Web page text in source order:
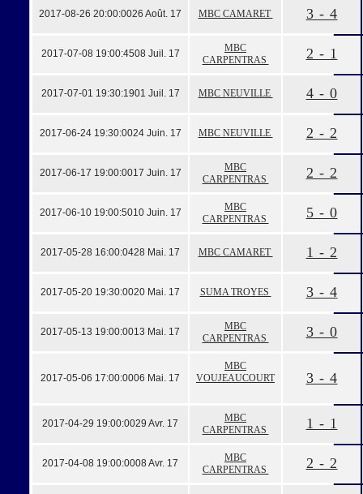
2017-08-26 20:00:0026 Août. 17 MBC CAMARET 3 - 4
2017-07-08 19:00:4508 Juil. 17
MBC
CARPENTRAS
2 - 1
2017-07-01 19:30:1901 Juil. 17 MBC NEUVILLE 4 - 0
2017-06-24 19:30:0024 Juin. 17 MBC NEUVILLE 2 - 2
2017-06-17 19:00:0017 Juin. 17
MBC
CARPENTRAS
2 - 2
2017-06-10 19:00:5010 Juin. 17
MBC
CARPENTRAS
5 - 0
2017-05-28 16:00:0428 Mai. 17 MBC CAMARET 1 - 2
2017-05-20 19:30:0020 Mai. 17 SUMA TROYES 3 - 4
2017-05-13 19:00:0013 Mai. 17
MBC
CARPENTRAS
3 - 0
2017-05-06 17:00:0006 Mai. 17
MBC
VOUJEAUCOURT
3 - 4
2017-04-29 19:00:0029 Avr. 17
MBC
CARPENTRAS
1 - 1
2017-04-08 19:00:0008 Avr. 17
MBC
CARPENTRAS
2 - 2